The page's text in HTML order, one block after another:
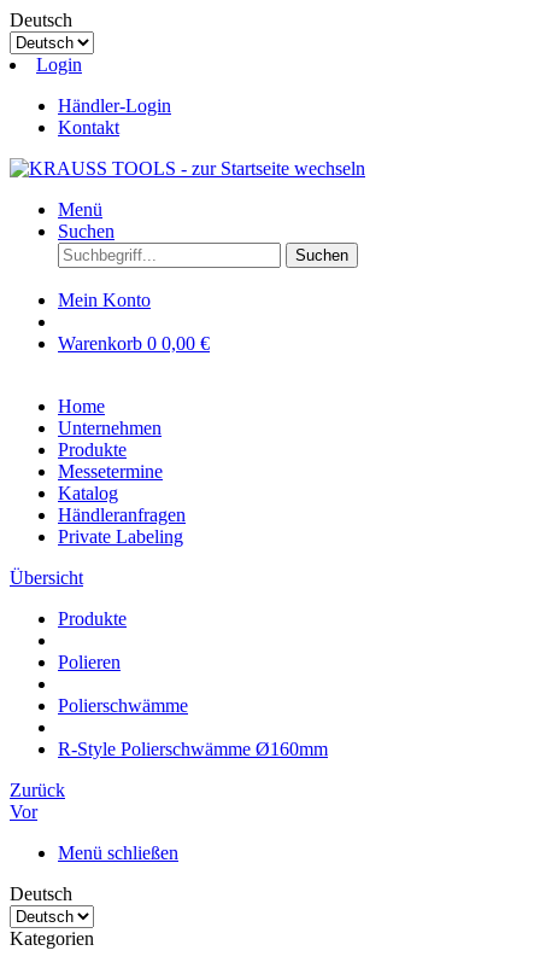
Deutsch
Login
Händler-Login
Kontakt
Menü
Suchen
Suchen
Mein Konto
Warenkorb 0 0,00 €
Home
Unternehmen
Produkte
Messetermine
Katalog
Händleranfragen
Private Labeling
Übersicht
Produkte
Polieren
Polierschwämme
R-Style Polierschwämme Ø160mm
Zurück
Vor
Menü schließen
Deutsch
Kategorien